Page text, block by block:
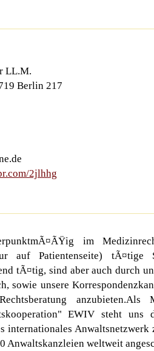
LL.M.
Berlin 217
2jlhhg
im
auf Patientenseite)
tÃ¤tig, sind aber auch durch
sowie unsere
anzubieten.Als
EWIV steht uns
internationales
Anwaltskanzleien weltweit